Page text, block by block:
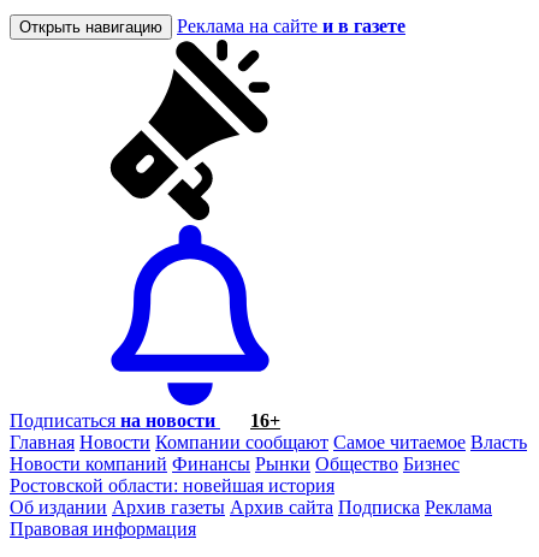
Открыть навигацию Реклама на сайте и в газете
Подписаться на новости
16+
Главная Новости Компании сообщают Самое читаемое Власть
Новости компаний Финансы Рынки Общество Бизнес
Ростовской области: новейшая история
Об издании Архив газеты Архив сайта Подписка Реклама
Правовая информация